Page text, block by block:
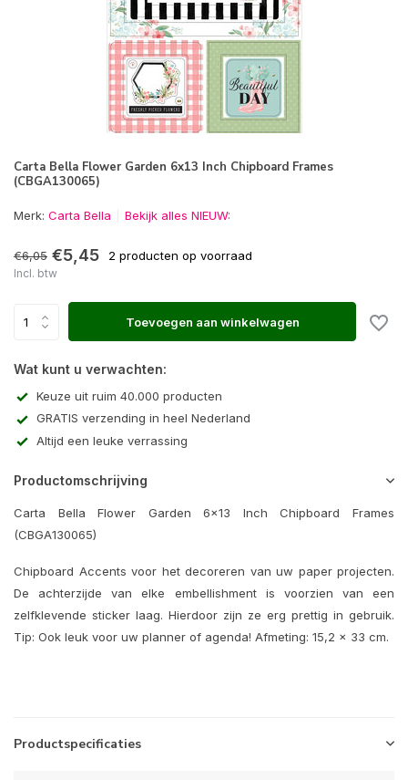
Carta Bella Flower Garden 6x13 Inch Chipboard Frames
(CBGA130065)
Merk: Carta Bella Bekijk alles NIEUW:
€6,05 €5,45 2 producten op voorraad
Incl. btw
Toevoegen aan winkelwagen
Wat kunt u verwachten:
Keuze uit ruim 40.000 producten
GRATIS verzending in heel Nederland
Altijd een leuke verrassing
Productomschrijving
Carta Bella Flower Garden 6x13 Inch Chipboard Frames
(CBGA130065)
Chipboard Accents voor het decoreren van uw paper projecten.
De achterzijde van elke embellishment is voorzien van een
zelfklevende sticker laag. Hierdoor zijn ze erg prettig in gebruik.
Tip: Ook leuk voor uw planner of agenda! Afmeting: 15,2 x 33 cm.
Productspecificaties